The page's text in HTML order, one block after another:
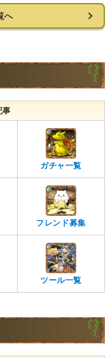
へ
事
ガチャ一覧
フレンド募集
ツール一覧